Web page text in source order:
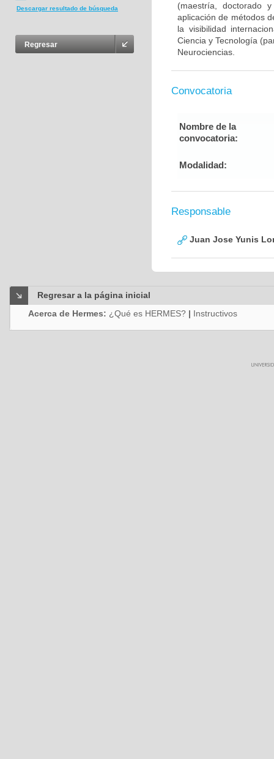
Descargar resultado de búsqueda
Regresar
(maestría, doctorado
aplicación de métodos
la visibilidad
Ciencia y Tecnología
Neurociencias.
Convocatoria
Nombre de la
convocatoria:
Modalidad:
Responsable
Juan Jose Yunis
Regresar a la página inicial
Acerca de Hermes: ¿Qué es HERMES? | Instructivos